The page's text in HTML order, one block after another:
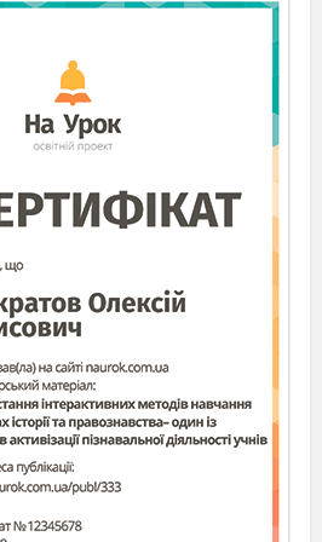
запасають їх. Такі групи
клітин, що мають спільне
будову і виконують спільні
таблиці «Тканини
Залежно від функції, яку
поділяють на:
готує природні зразки: зрізи
горіхів, листки рослин,
картоплі, стебла цикорію,
верби та інших дерев із
рослин.
вкритий прозорою шкіркою